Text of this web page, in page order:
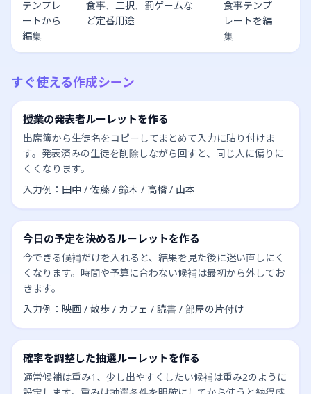
テンプレ
ートから
編集
食事、二択、罰ゲームな
ど定番用途
食事テンプ
レートを編
集
すぐ使える作成シーン
授業の発表者ルーレットを作る
出席簿から生徒名をコピーしてまとめて入力に貼り付けま
す。発表済みの生徒を削除しながら回すと、同じ人に偏りに
くくなります。
入力例：田中 / 佐藤 / 鈴木 / 高橋 / 山本
今日の予定を決めるルーレットを作る
今できる候補だけを入れると、結果を見た後に迷い直しにく
くなります。時間や予算に合わない候補は最初から外してお
きます。
入力例：映画 / 散歩 / カフェ / 読書 / 部屋の片付け
確率を調整した抽選ルーレットを作る
通常候補は重み1、少し出やすくしたい候補は重み2のように